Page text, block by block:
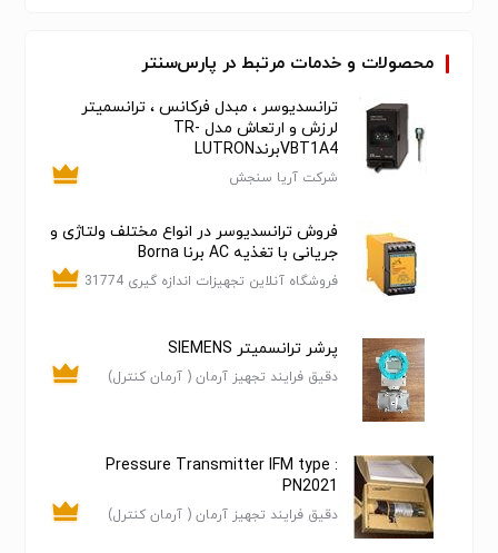
نصب ساده بدنه
نصب سریع و آسان با سیستم ۱/۴
شرکت تجهیزات اندازه گیری و ابزار دقیق بهروز
تامین کننده و پخش برندهای :
DAKOTA , DALI , DELTA , DRAMINISKI , EBRO ,
ELCOMETER , ENGIUS , EXTECH , FARMEX , FLIR , FLUKE
, GE , G-SUN , G-WON , HIGH REACH , HIOKI , HONEYWELL
KIMO , KYORITSU , LUTRON , MASTECH , MEGGER ,
MERIAM , MERLER , METTREL , MICSIG , MITECH ,
MONARCH , NEC , OLYMPUS , PINTECH , POLYGAN ,
POLYGON , POPULAR , RAYTEK , RIGOL , SATIR , SBS ,
TEST , TESTO , T-MEASURMENT , TSI , TWINTEX , UNI-
T , ZOGLAB ,KIMO , DALI , METONE , ALPHALAB , ROHDE
, MARMONIX , endress+hauser , abb , Ashcroft , baluff ,
محصولات و خدمات مرتبط در پارس‌سنتر
ترانسدیوسر ، مبدل فرکانس ، ترانسمیتر
لرزش و ارتعاش مدل TR-
VBT1A4برندLUTRON
شرکت آریا سنجش
فروش ترانسدیوسر در انواع مختلف ولتاژی و
جریانی با تغذیه AC برنا Borna
فروشگاه آنلاین تجهیزات اندازه گیری 31774
پرشر ترانسمیتر SIEMENS
دقیق فرایند تجهیز آرمان ( آرمان کنترل)
Pressure Transmitter IFM type :
PN2021
دقیق فرایند تجهیز آرمان ( آرمان کنترل)